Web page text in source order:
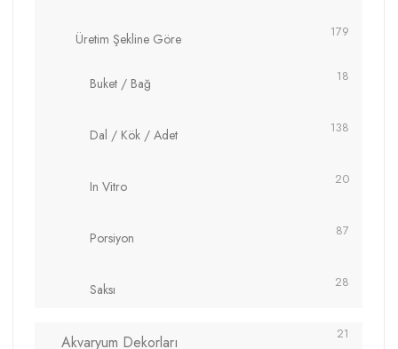
Üretim Şekline Göre 179
Buket / Bağ 18
Dal / Kök / Adet 138
In Vitro 20
Porsiyon 87
Saksı 28
Akvaryum Dekorları 21